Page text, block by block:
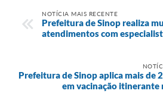
NOTÍCIA MAIS RECENTE
Prefeitura de Sinop realiza
atendimentos com
Prefeitura de Sinop aplica mais de
em vacinação itinerante